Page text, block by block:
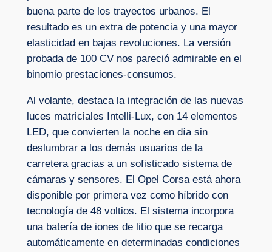
buena parte de los trayectos urbanos. El
resultado es un extra de potencia y una mayor
elasticidad en bajas revoluciones. La versión
probada de 100 CV nos pareció admirable en el
binomio prestaciones-consumos.
Al volante, destaca la integración de las nuevas
luces matriciales Intelli-Lux, con 14 elementos
LED, que convierten la noche en día sin
deslumbrar a los demás usuarios de la
carretera gracias a un sofisticado sistema de
cámaras y sensores. El Opel Corsa está ahora
disponible por primera vez como híbrido con
tecnología de 48 voltios. El sistema incorpora
una batería de iones de litio que se recarga
automáticamente en determinadas condiciones